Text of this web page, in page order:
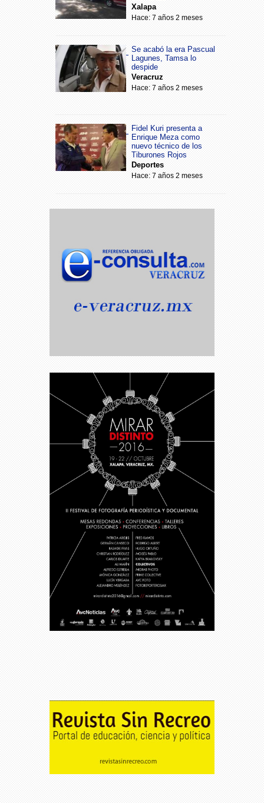
Xalapa
Hace: 7 años 2 meses
Se acabó la era Pascual
Lagunes, Tamsa lo
despide
Veracruz
Hace: 7 años 2 meses
Fidel Kuri presenta a
Enrique Meza como
nuevo técnico de los
Tiburones Rojos
Deportes
Hace: 7 años 2 meses